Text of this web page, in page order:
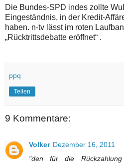
Die Bundes-SPD indes zollte
Eingeständnis, in der Kredit-
haben. n-tv lässt im roten
„Rücktrittsdebatte eröffnet“ .
ppq
Teilen
9 Kommentare:
Volker Dezember 16, 2011
"den für die